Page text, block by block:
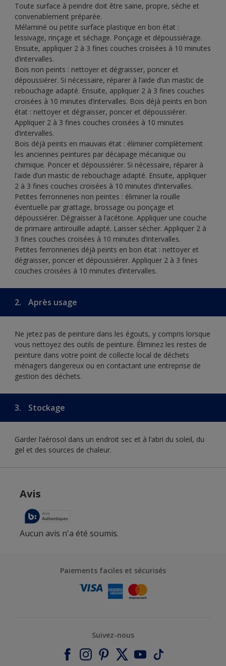
Toute surface à peindre doit être saine, propre, sèche et
convenablement préparée.
Mélaminé ou petite surface plastique en bon état :
lessivage, rinçage et séchage. Ponçage et dépoussiérage.
Ensuite, appliquer 2 à 3 fines couches croisées à 10 minutes
d’intervalles.
Bois non peints : nettoyer et dégraisser, poncer et
dépoussiérer. Si nécessaire, réparer à l’aide d’un mastic de
rebouchage adapté. Ensuite, appliquer 2 à 3 fines couches
croisées à 10 minutes d’intervalles. Bois déjà peints en bon
état : nettoyer et dégraisser, poncer et dépoussiérer.
Appliquer 2 à 3 fines couches croisées à 10 minutes
d’intervalles.
Bois déjà peints en mauvais état : éliminer complètement
les anciennes peintures par décapage mécanique ou
chimique. Poncer et dépoussiérer. Si nécessaire, réparer à
l’aide d’un mastic de rebouchage adapté. Ensuite, appliquer
2 à 3 fines couches croisées à 10 minutes d’intervalles.
Petites ferronneries non peintes : éliminer la rouille
éventuelle par grattage, brossage ou ponçage et
dépoussiérer. Dégraisser à l’acétone. Appliquer une couche
de primaire antirouille adapté. Laisser sécher. Appliquer 2 à
3 fines couches croisées à 10 minutes d’intervalles.
Petites ferronneries déjà peints en bon état : nettoyer et
dégraisser, poncer et dépoussiérer. Appliquer 2 à 3 fines
couches croisées à 10 minutes d’intervalles.
2. Après usage
Ne jetez pas de peinture dans les égouts, y compris lorsque
vous nettoyez des outils de peinture. Éliminez les restes de
peinture dans votre point de collecte local de déchets
ménagers dangereux ou en contactant une entreprise de
gestion des déchets.
3. Stockage
Garder l’aérosol dans un endroit sec et à l’abri du soleil, du
gel et des sources de chaleur.
Paiements faciles et sécurisés
Suivez-nous